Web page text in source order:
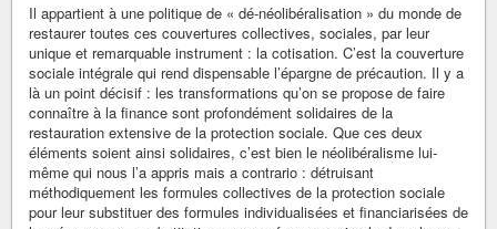
Il appartient à une politique de « dé-néolibéralisation » du monde de
restaurer toutes ces couvertures collectives, sociales, par leur
unique et remarquable instrument : la cotisation. C’est la couverture
sociale intégrale qui rend dispensable l’épargne de précaution. Il y a
là un point décisif : les transformations qu’on se propose de faire
connaître à la finance sont profondément solidaires de la
restauration extensive de la protection sociale. Que ces deux
éléments soient ainsi solidaires, c’est bien le néolibéralisme lui-
même qui nous l’a appris mais a contrario : détruisant
méthodiquement les formules collectives de la protection sociale
pour leur substituer des formules individualisées et financiarisées de